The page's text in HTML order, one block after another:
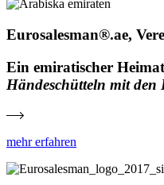
Eurosalesman®.ae,
Ein emiratischer
Händeschütteln mit den
mehr erfahren